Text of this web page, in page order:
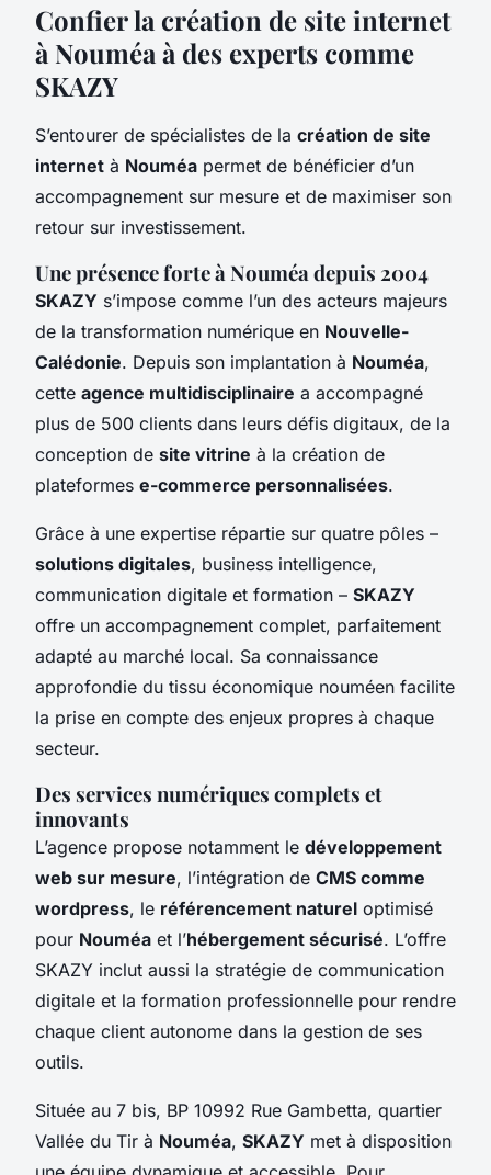
Confier la création de site internet
à Nouméa à des experts comme
SKAZY
S’entourer de spécialistes de la création de site
internet à Nouméa permet de bénéficier d’un
accompagnement sur mesure et de maximiser son
retour sur investissement.
Une présence forte à Nouméa depuis 2004
SKAZY s’impose comme l’un des acteurs majeurs
de la transformation numérique en Nouvelle-
Calédonie. Depuis son implantation à Nouméa,
cette agence multidisciplinaire a accompagné
plus de 500 clients dans leurs défis digitaux, de la
conception de site vitrine à la création de
plateformes e-commerce personnalisées.
Grâce à une expertise répartie sur quatre pôles –
solutions digitales, business intelligence,
communication digitale et formation – SKAZY
offre un accompagnement complet, parfaitement
adapté au marché local. Sa connaissance
approfondie du tissu économique nouméen facilite
la prise en compte des enjeux propres à chaque
secteur.
Des services numériques complets et
innovants
L’agence propose notamment le développement
web sur mesure, l’intégration de CMS comme
wordpress, le référencement naturel optimisé
pour Nouméa et l’hébergement sécurisé. L’offre
SKAZY inclut aussi la stratégie de communication
digitale et la formation professionnelle pour rendre
chaque client autonome dans la gestion de ses
outils.
Située au 7 bis, BP 10992 Rue Gambetta, quartier
Vallée du Tir à Nouméa, SKAZY met à disposition